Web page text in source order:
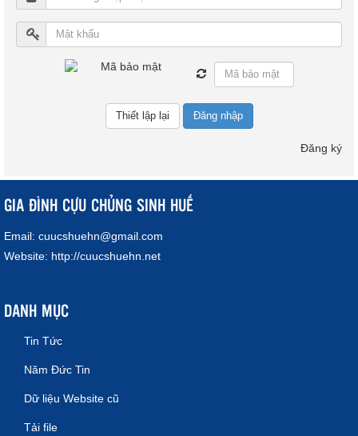
Đăng nhập
Đăng ký
GIA ĐÌNH CỰU CHỦNG SINH HUẾ
Email: cuucshuehn@gmail.com
Website: http://cuucshuehn.net
DANH MỤC
Tin Tức
Năm Đức Tin
Dữ liệu Website cũ
Tải file